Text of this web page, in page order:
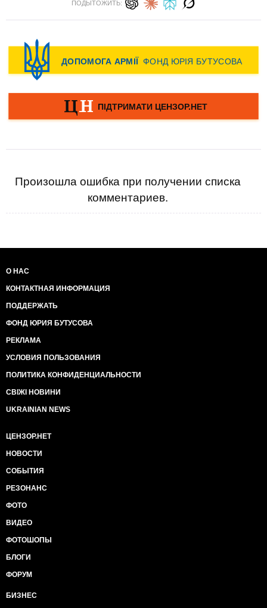
ПОДЫТОЖИТЬ:
Произошла ошибка при получении списка
комментариев.
О НАС
КОНТАКТНАЯ ИНФОРМАЦИЯ
ПОДДЕРЖАТЬ
ФОНД ЮРИЯ БУТУСОВА
РЕКЛАМА
УСЛОВИЯ ПОЛЬЗОВАНИЯ
ПОЛИТИКА КОНФИДЕНЦИАЛЬНОСТИ
СВІЖІ НОВИНИ
UKRAINIAN NEWS
ЦЕНЗОР.НЕТ
НОВОСТИ
СОБЫТИЯ
РЕЗОНАНС
ФОТО
ВИДЕО
ФОТОШОПЫ
БЛОГИ
ФОРУМ
БИЗНЕС